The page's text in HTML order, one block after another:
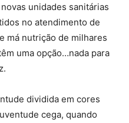
unidades sanitárias
no atendimento de
má nutrição de milhares
uma opção…nada para
dividida em cores
cega, quando